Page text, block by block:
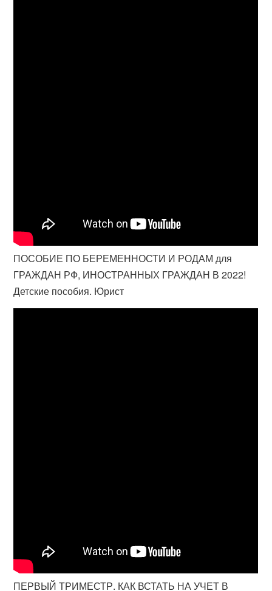
ПОСОБИЕ ПО БЕРЕМЕННОСТИ И РОДАМ для
ГРАЖДАН РФ, ИНОСТРАННЫХ ГРАЖДАН В 2022!
Детские пособия. Юрист
ПЕРВЫЙ ТРИМЕСТР. КАК ВСТАТЬ НА УЧЕТ В